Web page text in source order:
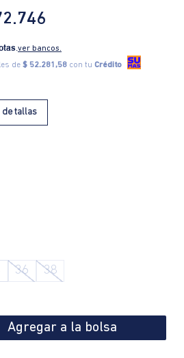
.746
.ver bancos.
de $ 52.281,58 con tu Crédito
de tallas
36 38
Agregar a la bolsa